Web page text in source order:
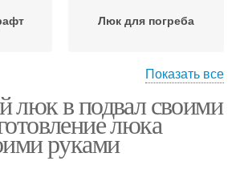
Люк для погреба
Показать все
люк в подвал своими
люка
руками